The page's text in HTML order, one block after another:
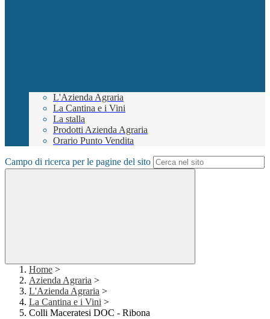
L'Azienda Agraria
La Cantina e i Vini
La stalla
Prodotti Azienda Agraria
Orario Punto Vendita
Campo di ricerca per le pagine del sito
Home >
Azienda Agraria >
L'Azienda Agraria >
La Cantina e i Vini >
Colli Maceratesi DOC - Ribona